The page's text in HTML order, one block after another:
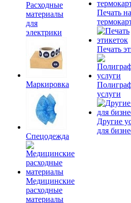
Расходные
материалы
для
электрики
Маркировка
Спецодежда
Медицинские
расходные
материалы
Печать на
Печать
услуги
Другие
для